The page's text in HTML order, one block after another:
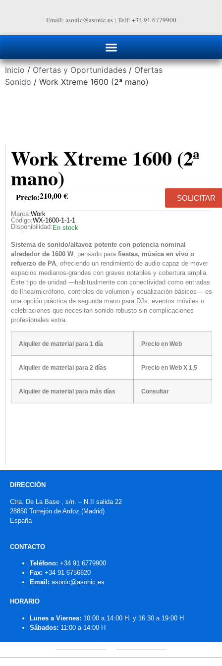
Email: asonic@asonic.es| Telf: +34 91 6779900
Inicio / Ofertas y Oportunidades / Ofertas
Sonido / Work Xtreme 1600 (2ª mano)
Work Xtreme 1600 (2ª
mano)
Precio:210,00€ SOLICITAR
Marca:Work
Código:WX-1600-1-1-1
Disponibilidad: En stock
Sistema de sonido/altavoz potente con potencia nominal
alrededor de 1600 W , pensado para fiestas, música en vivo o
refuerzo de PA , ofreciendo un rendimiento de audio capaz de mover
espacios medianos-grandes con graves notables y cobertura amplia.
Este tipo de unidad —habitualmente con conectividad como entradas
de línea/micrófono, controles de volumen y ecualización básicos— es
una opción práctica de segunda mano para DJs, eventos móviles o
celebraciones que necesitan sonido robusto sin complicaciones
profesionales extra.
Alquiler de material para 1 día Precio en Web
Alquiler de material para 2 días Precio en Web X 1,5
Alquiler de material para más días Consultar
DIRECCIÓN
Ctra. De La Base , s/n. – N.II salida 22
28850 Torrejón de Ardoz (Madrid)
España
CONTACTO
Teléfono: +34 91 6779900
Fax: +34 91 6756820
Email: asonic@asonic.es
HORARIO
Lunes a Viernes: 10:00 a 14:00 H. y 16:30 a 19:00 H
Sábados: 11:00 a 14:00 H